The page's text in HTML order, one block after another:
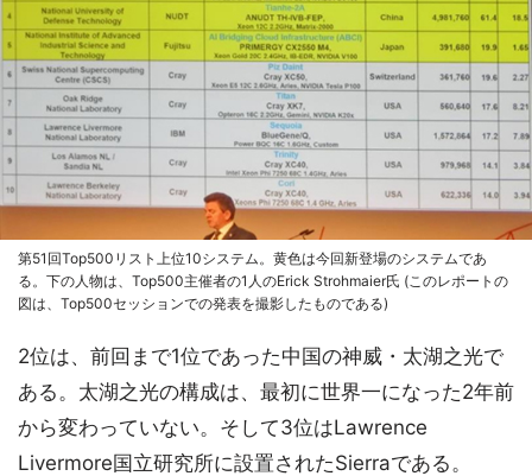
第51回Top500リスト上位10システム。黄色は今回新登場のシステムであ
る。下の人物は、Top500主催者の1人のErick Strohmaier氏 (このレポートの
図は、Top500セッションでの発表を撮影したものである)
2位は、前回まで1位であった中国の神威・太湖之光で
ある。太湖之光の構成は、最初に世界一になった2年前
から変わっていない。そして3位はLawrence
Livermore国立研究所に設置されたSierraである。